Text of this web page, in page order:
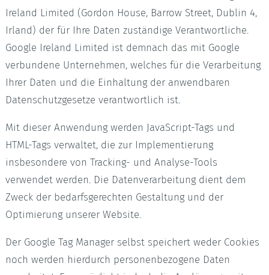
Ireland Limited (Gordon House, Barrow Street, Dublin 4,
Irland) der für Ihre Daten zuständige Verantwortliche.
Google Ireland Limited ist demnach das mit Google
verbundene Unternehmen, welches für die Verarbeitung
Ihrer Daten und die Einhaltung der anwendbaren
Datenschutzgesetze verantwortlich ist.
Mit dieser Anwendung werden JavaScript-Tags und
HTML-Tags verwaltet, die zur Implementierung
insbesondere von Tracking- und Analyse-Tools
verwendet werden. Die Datenverarbeitung dient dem
Zweck der bedarfsgerechten Gestaltung und der
Optimierung unserer Website.
Der Google Tag Manager selbst speichert weder Cookies
noch werden hierdurch personenbezogene Daten